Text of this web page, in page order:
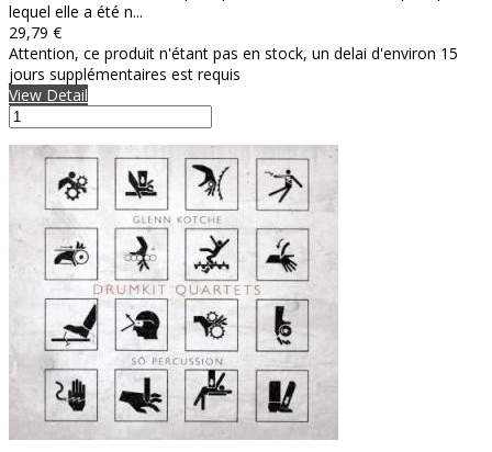
lequel elle a été n...
29,79 €
Attention, ce produit n'étant pas en stock, un delai d'environ 15
jours supplémentaires est requis
View Detail